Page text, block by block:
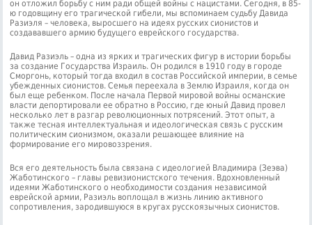
он отложил борьбу с ним ради общей войны с нацистами. Сегодня, в 85-
ю годовщину его трагической гибели, мы вспоминаем судьбу Давида
Разиэля – человека, выросшего на идеях русских сионистов и
создававшего армию будущего еврейского государства.
Давид Разиэль – одна из ярких и трагических фигур в истории борьбы
за создание Государства Израиль. Он родился в 1910 году в городе
Сморгонь, который тогда входил в состав Российской империи, в семье
убежденных сионистов. Семья переехала в Землю Израиля, когда он
был еще ребенком. После начала Первой мировой войны османские
власти депортировали ее обратно в Россию, где юный Давид провел
несколько лет в разгар революционных потрясений. Этот опыт, а
также тесная интеллектуальная и идеологическая связь с русским
политическим сионизмом, оказали решающее влияние на
формирование его мировоззрения.
Вся его деятельность была связана с идеологией Владимира (Зеэва)
Жаботинского – главы ревизионистского течения. Вдохновленный
идеями Жаботинского о необходимости создания независимой
еврейской армии, Разиэль воплощал в жизнь линию активного
сопротивления, зародившуюся в кругах русскоязычных сионистов.